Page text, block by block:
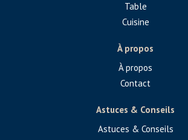
Table
Cuisine
À propos
À propos
Contact
Astuces & Conseils
Astuces & Conseils